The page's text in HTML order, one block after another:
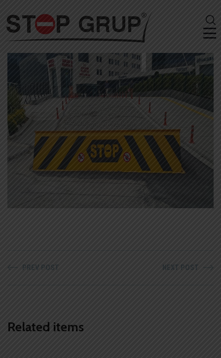
PREV POST NEXT POST
Related items